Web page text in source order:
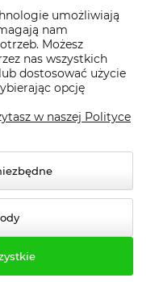
umożliwiają
nam
Możesz
nas wszystkich
dostosować użycie
opcję
w naszej Polityce